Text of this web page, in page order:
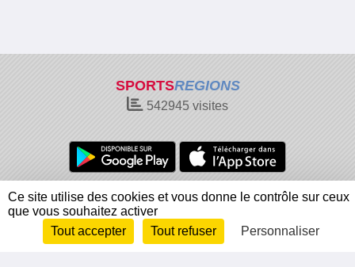
SPORTSREGIONS
542945 visites
Charte cookies
Gestion des cookies
Informations légales
Signaler un contenu inapproprié
Envie de participer ?
Connexion
Ce site utilise des cookies et vous donne le contrôle sur ceux
que vous souhaitez activer
Tout accepter
Tout refuser Personnaliser